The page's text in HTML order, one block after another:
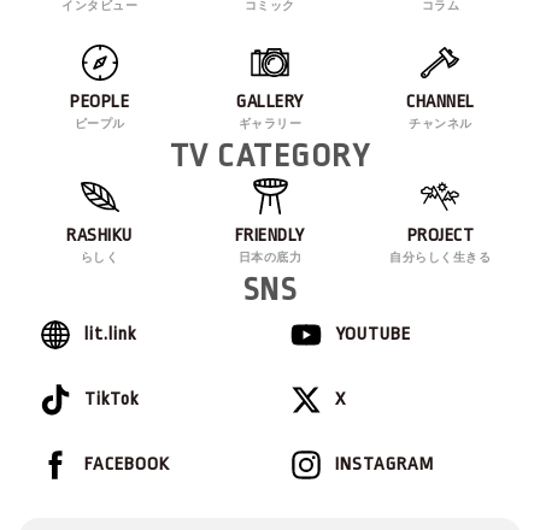
インタビュー コミック コラム
PEOPLE
ピープル
GALLERY
ギャラリー
CHANNEL
チャンネル
TV CATEGORY
RASHIKU
らしく
FRIENDLY
日本の底力
PROJECT
自分らしく生きる
SNS
lit.link YOUTUBE
TikTok X
INSTAGRAM
FACEBOOK